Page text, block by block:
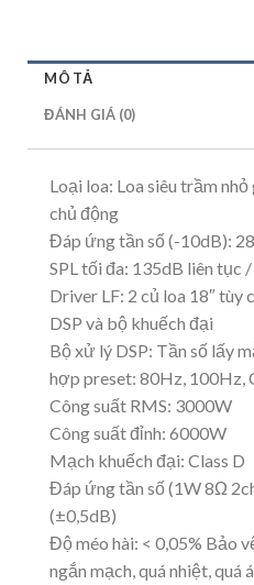
MÔ TẢ
ĐÁNH GIÁ (0)
Loại loa: Loa siêu trầm
chủ động
Đáp ứng tần số (-10dB):
SPL tối đa: 135dB liên tục
Driver LF: 2 củ loa 18″ tùy
DSP và bộ khuếch đại
Bộ xử lý DSP: Tần số lấy
hợp preset: 80Hz, 100Hz,
Công suất RMS: 3000W
Công suất đỉnh: 6000W
Mạch khuếch đại: Class D
Đáp ứng tần số (1W 8Ω
(±0,5dB)
Độ méo hài: < 0,05% Bảo
ngắn mạch, quá nhiệt, quá